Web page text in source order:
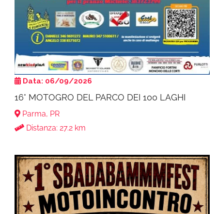
Data: 06/09/2026
16° MOTOGRO DEL PARCO DEI 100 LAGHI
Parma, PR
Distanza: 27.2 km